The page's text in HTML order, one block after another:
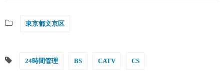
東京都文京区
24時間管理 BS CATV CS